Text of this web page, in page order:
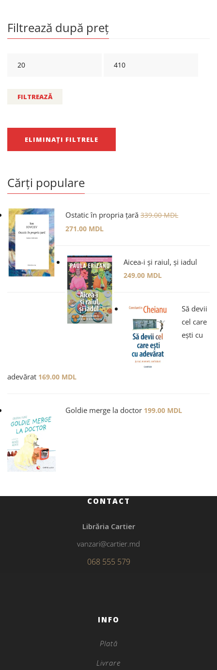
Filtrează după preț
FILTREAZĂ
ELIMINAȚI FILTRELE
Cărți populare
Ostatic în propria țară 339.00MDL
271.00 MDL
Aicea-i și raiul, și iadul
249.00 MDL
Să devii
cel care
ești cu
adevărat 169.00 MDL
Goldie merge la doctor 199.00 MDL
CONTACT
Librăria Cartier
vanzari@cartier.md
068 555 579
INFO
Plată
Livrare